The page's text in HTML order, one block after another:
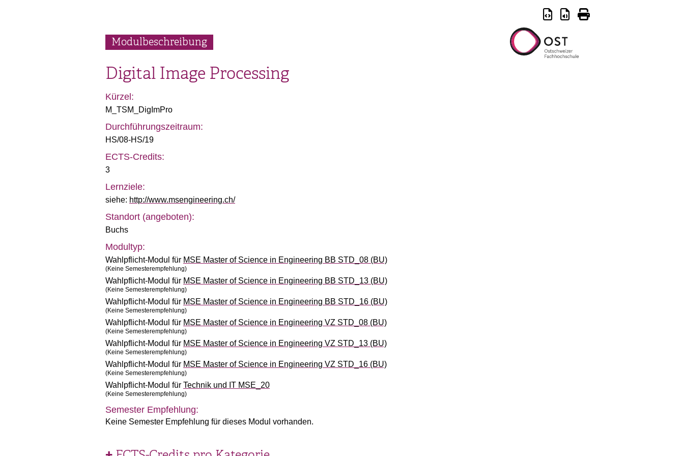
Modulbeschreibung
Digital Image Processing
Kürzel:
M_TSM_DigImPro
Durchführungszeitraum:
HS/08-HS/19
ECTS-Credits:
3
Lernziele:
siehe: http://www.msengineering.ch/
Standort (angeboten):
Buchs
Modultyp:
Wahlpflicht-Modul für MSE Master of Science in Engineering BB STD_08 (BU)
(Keine Semesterempfehlung)
Wahlpflicht-Modul für MSE Master of Science in Engineering BB STD_13 (BU)
(Keine Semesterempfehlung)
Wahlpflicht-Modul für MSE Master of Science in Engineering BB STD_16 (BU)
(Keine Semesterempfehlung)
Wahlpflicht-Modul für MSE Master of Science in Engineering VZ STD_08 (BU)
(Keine Semesterempfehlung)
Wahlpflicht-Modul für MSE Master of Science in Engineering VZ STD_13 (BU)
(Keine Semesterempfehlung)
Wahlpflicht-Modul für MSE Master of Science in Engineering VZ STD_16 (BU)
(Keine Semesterempfehlung)
Wahlpflicht-Modul für Technik und IT MSE_20
(Keine Semesterempfehlung)
Semester Empfehlung:
Keine Semester Empfehlung für dieses Modul vorhanden.